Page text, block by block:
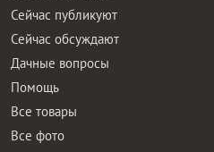
Сейчас публикуют
Сейчас обсуждают
Дачные вопросы
Помощь
Все товары
Все фото